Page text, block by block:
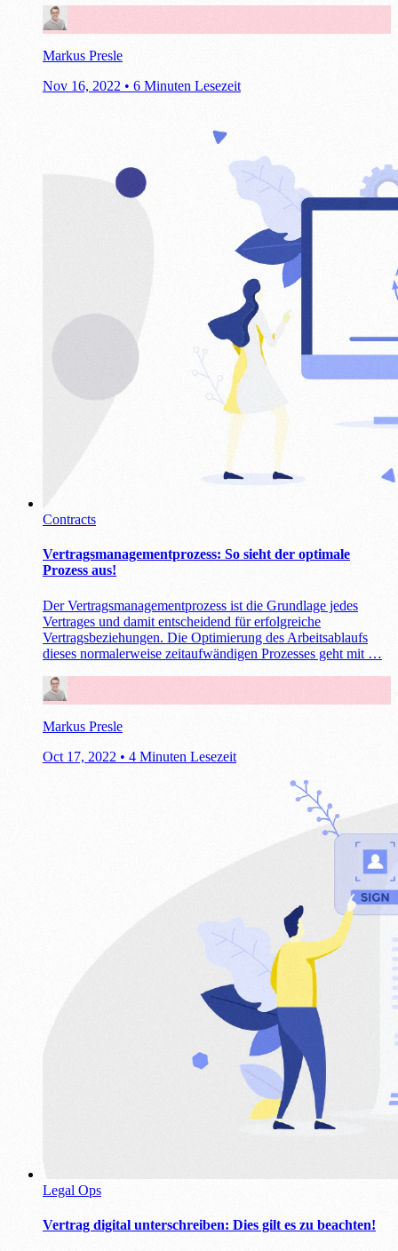
Markus Presle
Nov 16, 2022 • 6 Minuten Lesezeit
Contracts
Vertragsmanagementprozess: So sieht der optimale
Prozess aus!
Der Vertragsmanagementprozess ist die Grundlage jedes
Vertrages und damit entscheidend für erfolgreiche
Vertragsbeziehungen. Die Optimierung des Arbeitsablaufs
dieses normalerweise zeitaufwändigen Prozesses geht mit …
Markus Presle
Oct 17, 2022 • 4 Minuten Lesezeit
Legal Ops
Vertrag digital unterschreiben: Dies gilt es zu beachten!